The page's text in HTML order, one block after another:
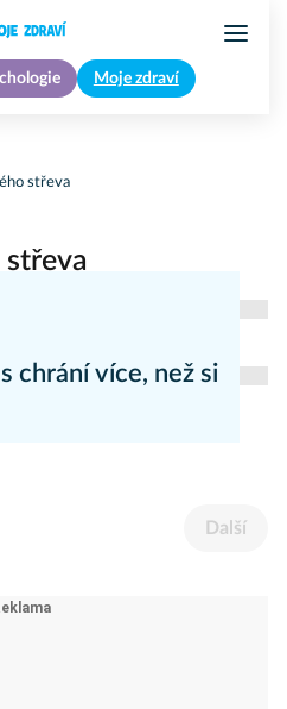
Moje zdraví
střeva
chrání více, než si
Další